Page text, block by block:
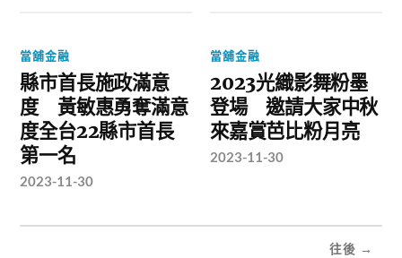
當舖金融
縣市首長施政滿意
度 黃敏惠勇奪滿意
度全台22縣市首長
第一名
2023-11-30
當舖金融
2023光織影舞粉墨
登場 邀請大家中秋
來嘉賞芭比粉月亮
2023-11-30
往後 →